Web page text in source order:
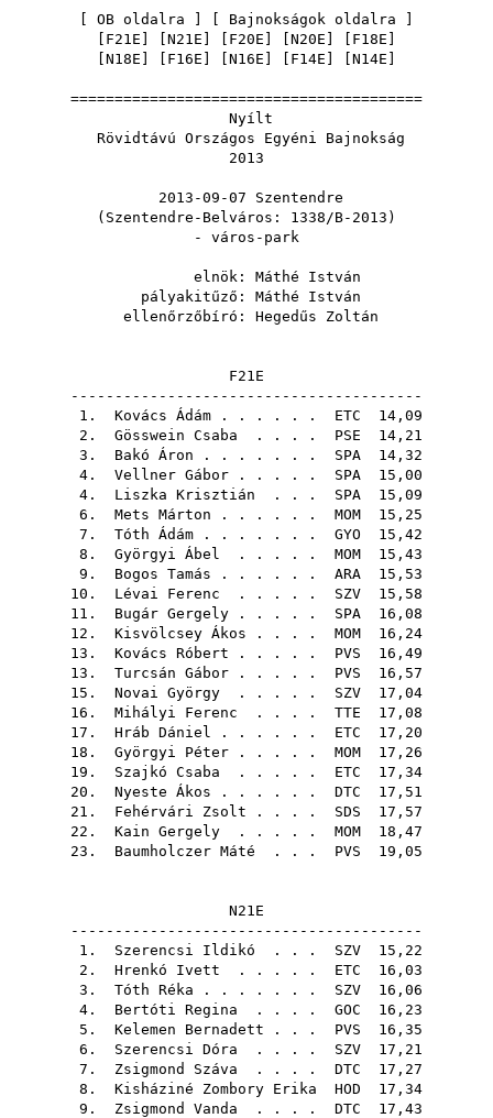
OB oldalra Bajnokságok oldalra
F21E N21E F20E N20E F18E
N18E F16E N16E F14E N14E
========================================
Nyílt
Rövidtávú Országos Egyéni Bajnokság
2013
2013-09-07 Szentendre
(Szentendre-Belváros: 1338/B-2013)
- város-park
elnök: Máthé István
pályakitűző: Máthé István
ellenőrzőbíró: Hegedűs Zoltán
F21E
----------------------------------------
1. Kovács Ádám . . . . . . ETC 14,09
2. Gösswein Csaba . . . . PSE 14,21
3. Bakó Áron . . . . . . . SPA 14,32
4. Vellner Gábor . . . . . SPA 15,00
4. Liszka Krisztián . . . SPA 15,09
6. Mets Márton . . . . . . MOM 15,25
7. Tóth Ádám . . . . . . . GYO 15,42
8. Györgyi Ábel . . . . . MOM 15,43
9. Bogos Tamás . . . . . . ARA 15,53
10. Lévai Ferenc . . . . . SZV 15,58
11. Bugár Gergely . . . . . SPA 16,08
12. Kisvölcsey Ákos . . . . MOM 16,24
13. Kovács Róbert . . . . . PVS 16,49
13. Turcsán Gábor . . . . . PVS 16,57
15. Novai György . . . . . SZV 17,04
16. Mihályi Ferenc . . . . TTE 17,08
17. Hráb Dániel . . . . . . ETC 17,20
18. Györgyi Péter . . . . . MOM 17,26
19. Szajkó Csaba . . . . . ETC 17,34
20. Nyeste Ákos . . . . . . DTC 17,51
21. Fehérvári Zsolt . . . . SDS 17,57
22. Kain Gergely . . . . . MOM 18,47
23. Baumholczer Máté . . . PVS 19,05
N21E
----------------------------------------
1. Szerencsi Ildikó . . . SZV 15,22
2. Hrenkó Ivett . . . . . ETC 16,03
3. Tóth Réka . . . . . . . SZV 16,06
4. Bertóti Regina . . . . GOC 16,23
5. Kelemen Bernadett . . . PVS 16,35
6. Szerencsi Dóra . . . . SZV 17,21
7. Zsigmond Száva . . . . DTC 17,27
8. Kisháziné Zombory Erika HOD 17,34
9. Zsigmond Vanda . . . . DTC 17,43